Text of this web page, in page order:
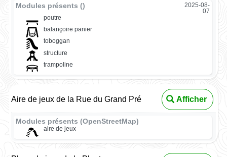
Modules présents ()
2025-08-
07
poutre
balançoire panier
toboggan
structure
trampoline
Aire de jeux de la Rue du Grand Pré Afficher
Modules présents (OpenStreetMap)
aire de jeux